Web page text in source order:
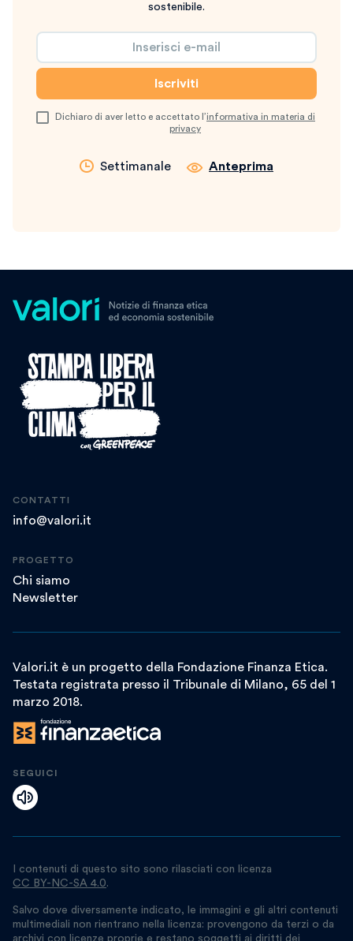
sostenibile.
Dichiaro di aver letto e accettato l’informativa in materia di
privacy
Settimanale Anteprima
CONTATTI
info@valori.it
PROGETTO
Chi siamo
Newsletter
Valori.it è un progetto della Fondazione Finanza Etica.
Testata registrata presso il Tribunale di Milano, 65 del 1
marzo 2018.
SEGUICI
I contenuti di questo sito sono rilasciati con licenza
CC BY-NC-SA 4.0.
Salvo dove diversamente indicato, le immagini e gli altri contenuti
multimediali non rientrano nella licenza: provengono da terzi o da